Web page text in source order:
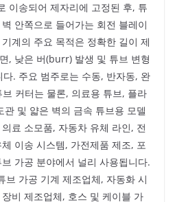
이송되어 제자리에 고정된 후, 튜
안쪽으로 들어가는 회전 블레이
계의 주요 목적은 정확한 길이 제
, 낮은 버(burr) 발생 및 튜브 변형
. 주요 범주로는 수동, 반자동, 완
커터는 물론, 의료용 튜브, 플라
및 얇은 벽의 금속 튜브용 모델
료 소모품, 자동차 유체 라인, 전
이송 시스템, 가전제품 제조, 포
가공 분야에서 널리 사용됩니다.
브 가공 기계 제조업체, 자동화 시
비 제조업체, 호스 및 케이블 가